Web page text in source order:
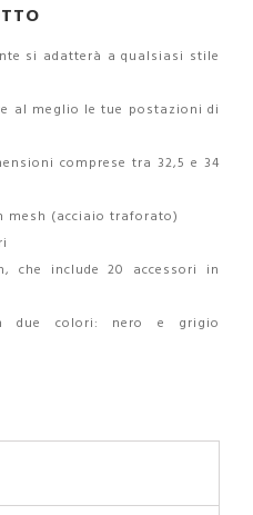
si adatterà a qualsiasi stile
al meglio le tue postazioni di
comprese tra 32,5 e 34
(acciaio traforato)
che include 20 accessori in
due colori: nero e grigio